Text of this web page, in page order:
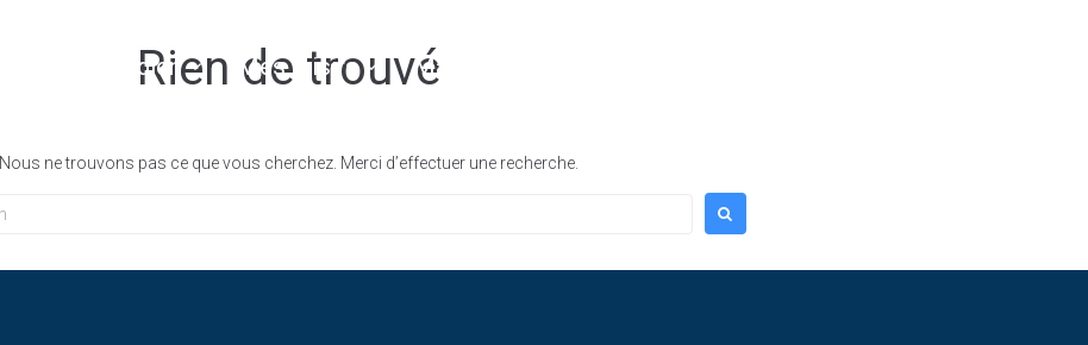
Mon quotidien Mes loisirs Marcoussis 2038
Rien de trouvé
Nous ne trouvons pas ce que vous cherchez. Merci d’effectuer une recherche.